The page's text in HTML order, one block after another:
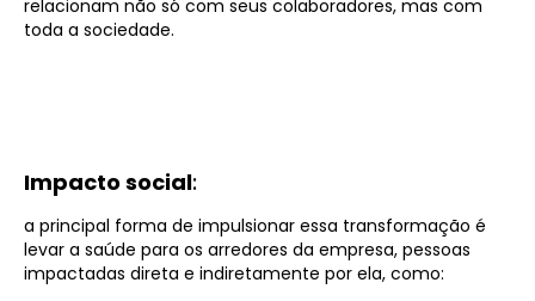
relacionam não só com seus colaboradores, mas com
toda a sociedade.
Impacto social:
a principal forma de impulsionar essa transformação é
levar a saúde para os arredores da empresa, pessoas
impactadas direta e indiretamente por ela, como: